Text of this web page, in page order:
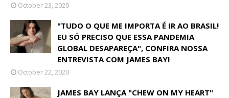
October 23, 2020
"TUDO O QUE ME IMPORTA É IR AO BRASIL!
EU SÓ PRECISO QUE ESSA PANDEMIA
GLOBAL DESAPAREÇA", CONFIRA NOSSA
ENTREVISTA COM JAMES BAY!
October 22, 2020
JAMES BAY LANÇA "CHEW ON MY HEART"